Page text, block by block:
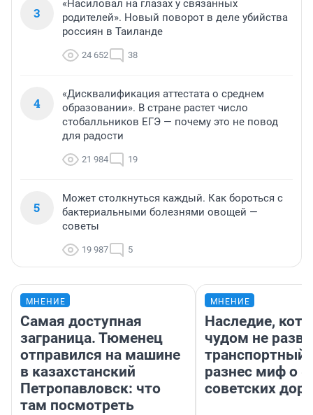
3
«Насиловал на глазах у связанных
родителей». Новый поворот в деле убийства
россиян в Таиланде
24 652 38
4
«Дисквалификация аттестата о среднем
образовании». В стране растет число
стобалльников ЕГЭ — почему это не повод
для радости
21 984 19
5
Может столкнуться каждый. Как бороться с
бактериальными болезнями овощей —
советы
19 987 5
МНЕНИЕ
Самая доступная
заграница. Тюменец
отправился на машине
в казахстанский
Петропавловск: что
там посмотреть
МНЕНИЕ
Наследие,
чудом не
транспортный
разнес миф о
советских